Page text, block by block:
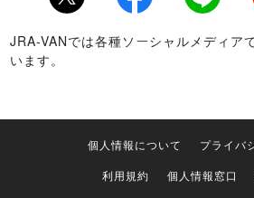
Twitter Facebook LINE
JRA-VANでは各種ソーシャルメディア
います。
個人情報について
プライバ
利用規約
個人情報窓口